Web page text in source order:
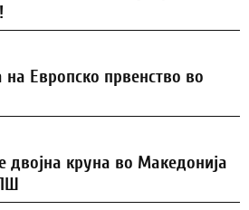
на Европско првенство во
двојна круна во Македонија